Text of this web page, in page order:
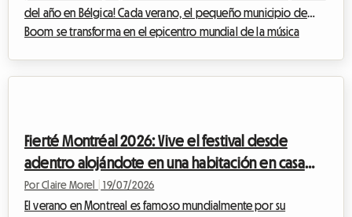
del año en Bélgica! Cada verano, el pequeño municipio de
Boom se transforma en el epicentro mundial de la música
convertirse en una fuente de es...
Fierté Montréal 2026: Vive el festival desde
adentro alojándote en una habitación en casa
del anfitrión
Por Claire Morel 19/07/2026
El verano en Montreal es famoso mundialmente por su